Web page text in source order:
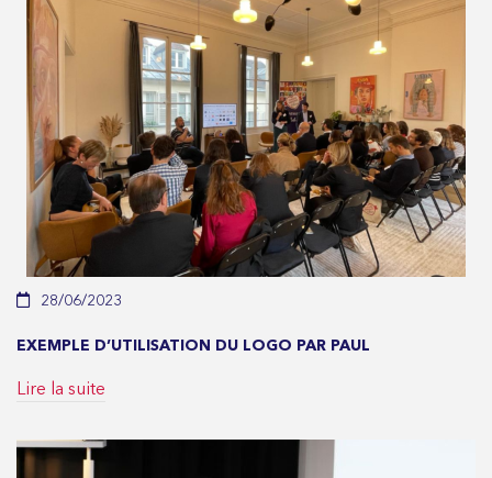
28/06/2023
EXEMPLE D’UTILISATION DU LOGO PAR PAUL
Lire la suite